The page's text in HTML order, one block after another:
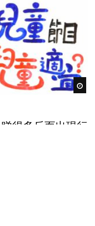
得多反而出現行